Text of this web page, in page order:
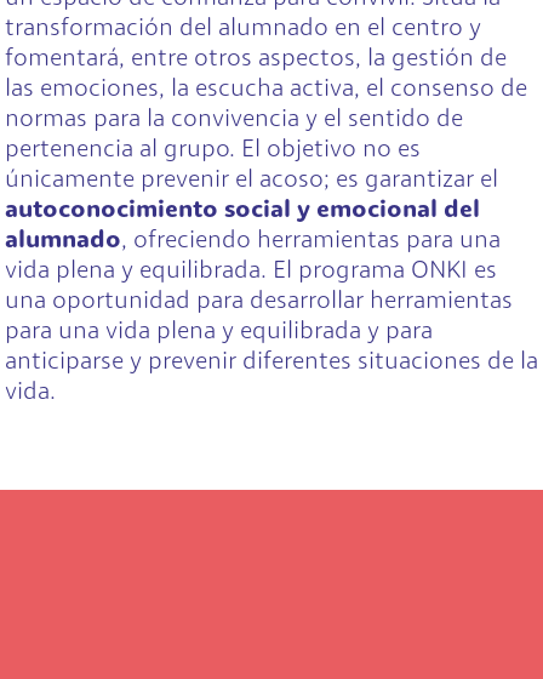
transformación del alumnado en el centro y
fomentará, entre otros aspectos, la gestión de
las emociones, la escucha activa, el consenso de
normas para la convivencia y el sentido de
pertenencia al grupo. El objetivo no es
únicamente prevenir el acoso; es garantizar el
autoconocimiento social y emocional del
alumnado, ofreciendo herramientas para una
vida plena y equilibrada. El programa ONKI es
una oportunidad para desarrollar herramientas
para una vida plena y equilibrada y para
anticiparse y prevenir diferentes situaciones de la
vida.